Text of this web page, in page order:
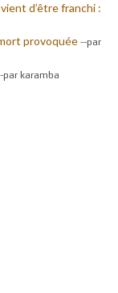
d’être franchi :
provoquée --par
-par karamba